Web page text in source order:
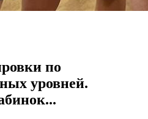
по
уровней.